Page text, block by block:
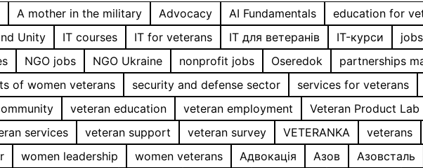
A mother in the military Advocacy AI Fundamentals education for
Unity IT courses IT for veterans IT для ветеранів IT-курси
NGO jobs NGO Ukraine nonprofit jobs Oseredok partnerships
of women veterans security and defense sector services for veterans
veteran education veteran employment Veteran Product Lab
services veteran support veteran survey VETERANKA veterans
women leadership women veterans Адвокація Азов Азовсталь